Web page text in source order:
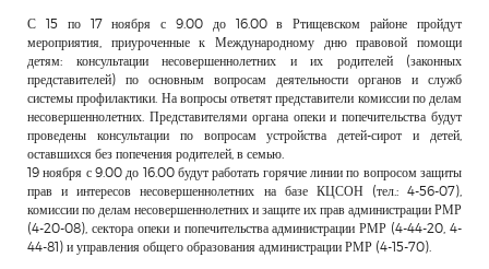
РЕКЛАМОДАТЕЛЯМ
ОБЪЯВЛЕНИЯ
КОНТАКТЫ
С 15 по 17 ноября с 9.00 до 16.00 в Ртищевском районе пройдут
мероприятия, приуроченные к Международному дню правовой помощи
детям: консультации несовершеннолетних и их родителей (законных
представителей) по основным вопросам деятельности органов и служб
системы профилактики. На вопросы ответят представители комиссии по делам
несовершеннолетних. Представителями органа опеки и попечительства будут
проведены консультации по вопросам устройства детей-сирот и детей,
оставшихся без попечения родителей, в семью.
19 ноября с 9.00 до 16.00 будут работать горячие линии по вопросом защиты
прав и интересов несовершеннолетних на базе КЦСОН (тел.: 4-56-07),
комиссии по делам несовершеннолетних и защите их прав администрации РМР
(4-20-08), сектора опеки и попечительства администрации РМР (4-44-20, 4-
44-81) и управления общего образования администрации РМР (4-15-70).